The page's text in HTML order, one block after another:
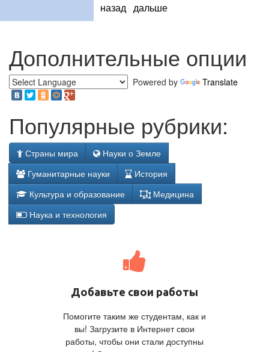
назад дальше
Дополнительные опции
Powered by Translate
Популярные рубрики:
Страны мира
Науки о Земле
Гуманитарные науки
История
Культура и образование
Медицина
Наука и технология
Добавьте свои работы
Помогите таким же студентам, как и
вы! Загрузите в Интернет свои
работы, чтобы они стали доступны